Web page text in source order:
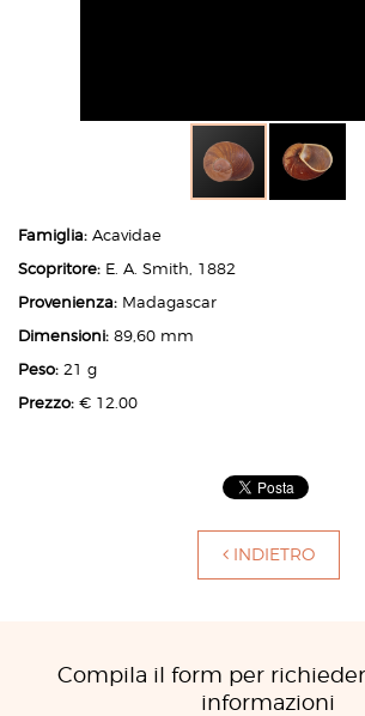
Famiglia: Acavidae
Scopritore: E. A. Smith, 1882
Provenienza: Madagascar
Dimensioni: 89,60 mm
Peso: 21 g
Prezzo: € 12.00
INDIETRO
Compila il form per
informazioni